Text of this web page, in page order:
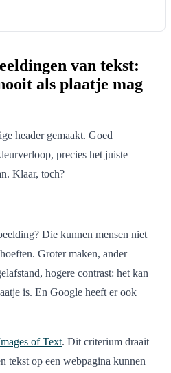
van tekst:
als plaatje mag
header gemaakt. Goed
precies het juiste
Klaar, toch?
Die kunnen mensen niet
Groter maken, ander
hogere contrast: het kan
is. En Google heeft er ook
of Text. Dit criterium draait
tekst op een webpagina kunnen